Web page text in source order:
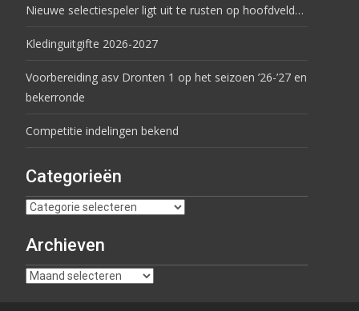
Nieuwe selectiespeler ligt uit te rusten op hoofdveld…
Kledinguitgifte 2026-2027
Voorbereiding asv Dronten 1 op het seizoen ’26-’27 en
bekerronde
Competitie indelingen bekend
Categorieën
Archieven